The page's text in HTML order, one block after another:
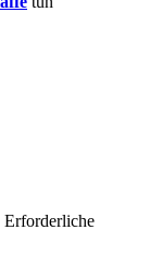
Erforderliche